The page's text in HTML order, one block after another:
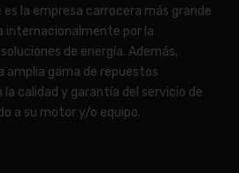
la empresa carrocera más grande
internacionalmente por la
de energía. Además,
amplia gama de repuestos
la calidad y garantía del servicio de
a su motor y/o equipo.